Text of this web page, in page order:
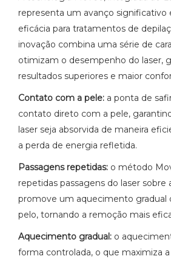
representa um avanço significativo
eficácia para tratamentos de
inovação combina uma série de
otimizam o desempenho do laser,
resultados superiores e maior
Contato com a pele: a ponta de
contato direto com a pele,
laser seja absorvida de maneira
a perda de energia refletida.
Passagens repetidas: o método
repetidas passagens do laser sobre
promove um aquecimento gradual
pelo, tornando a remoção mais
Aquecimento gradual: o
forma controlada, o que maximiza